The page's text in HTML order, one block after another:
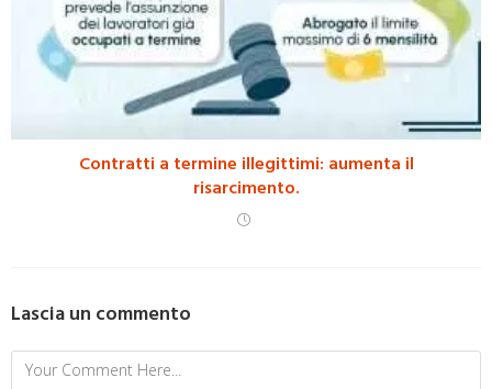
Contratti a termine illegittimi: aumenta il
risarcimento.
Lascia un commento